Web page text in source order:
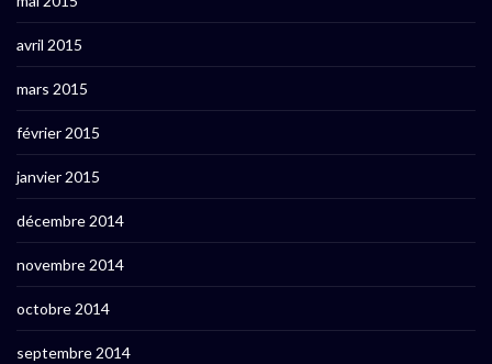
avril 2015
mars 2015
février 2015
janvier 2015
décembre 2014
novembre 2014
octobre 2014
septembre 2014